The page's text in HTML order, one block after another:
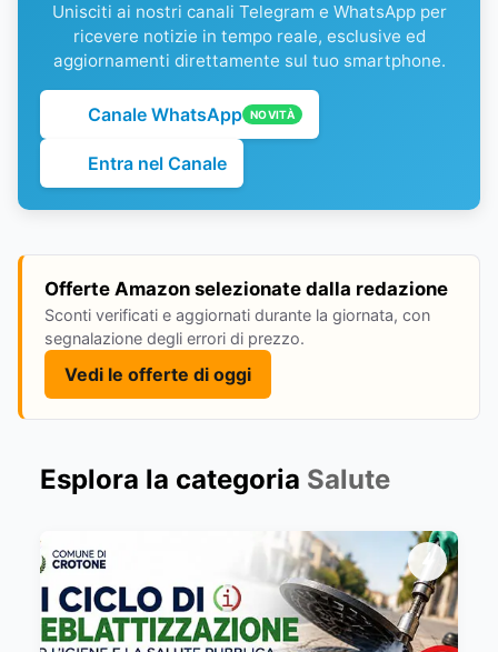
Unisciti ai nostri canali Telegram e WhatsApp per
ricevere notizie in tempo reale, esclusive ed
aggiornamenti direttamente sul tuo smartphone.
Canale WhatsApp NOVITÀ
Entra nel Canale
Offerte Amazon selezionate dalla redazione
Sconti verificati e aggiornati durante la giornata, con
segnalazione degli errori di prezzo.
Vedi le offerte di oggi
Esplora la categoria Salute